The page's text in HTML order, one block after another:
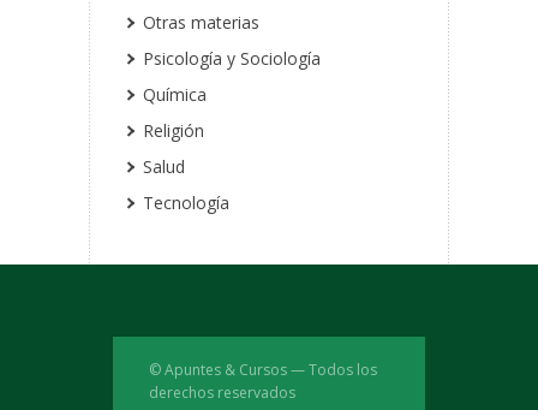
Otras materias
Psicología y Sociología
Química
Religión
Salud
Tecnología
© Apuntes & Cursos — Todos los
derechos reservados